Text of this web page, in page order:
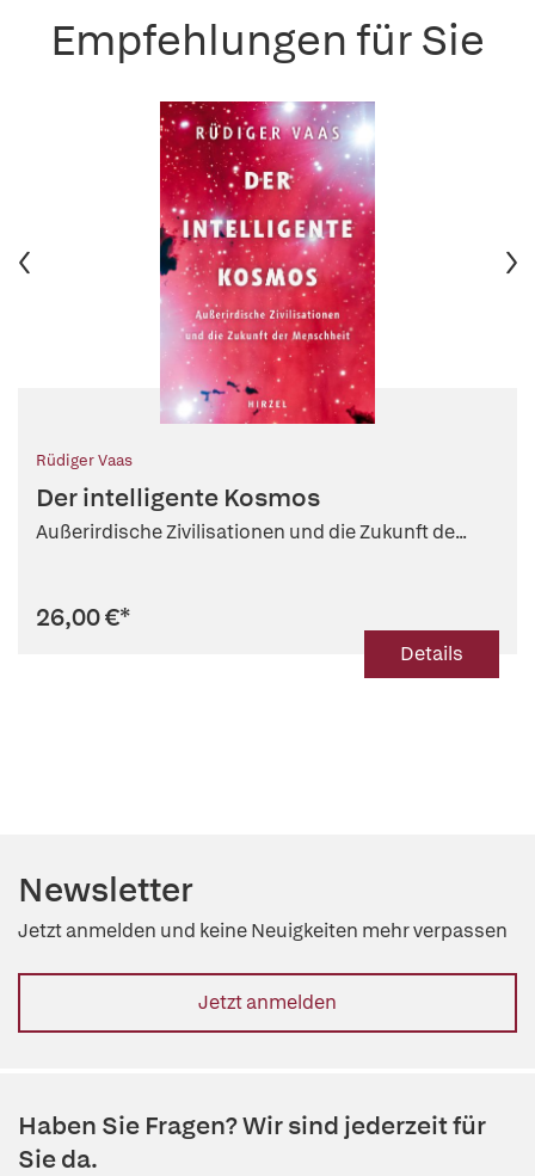
Empfehlungen für Sie
Rüdiger Vaas
Der intelligente Kosmos
Außerirdische Zivilisationen und die Zukunft de...
26,00 €*
Details
Newsletter
Jetzt anmelden und keine Neuigkeiten mehr verpassen
Jetzt anmelden
Haben Sie Fragen? Wir sind jederzeit für
Sie da.